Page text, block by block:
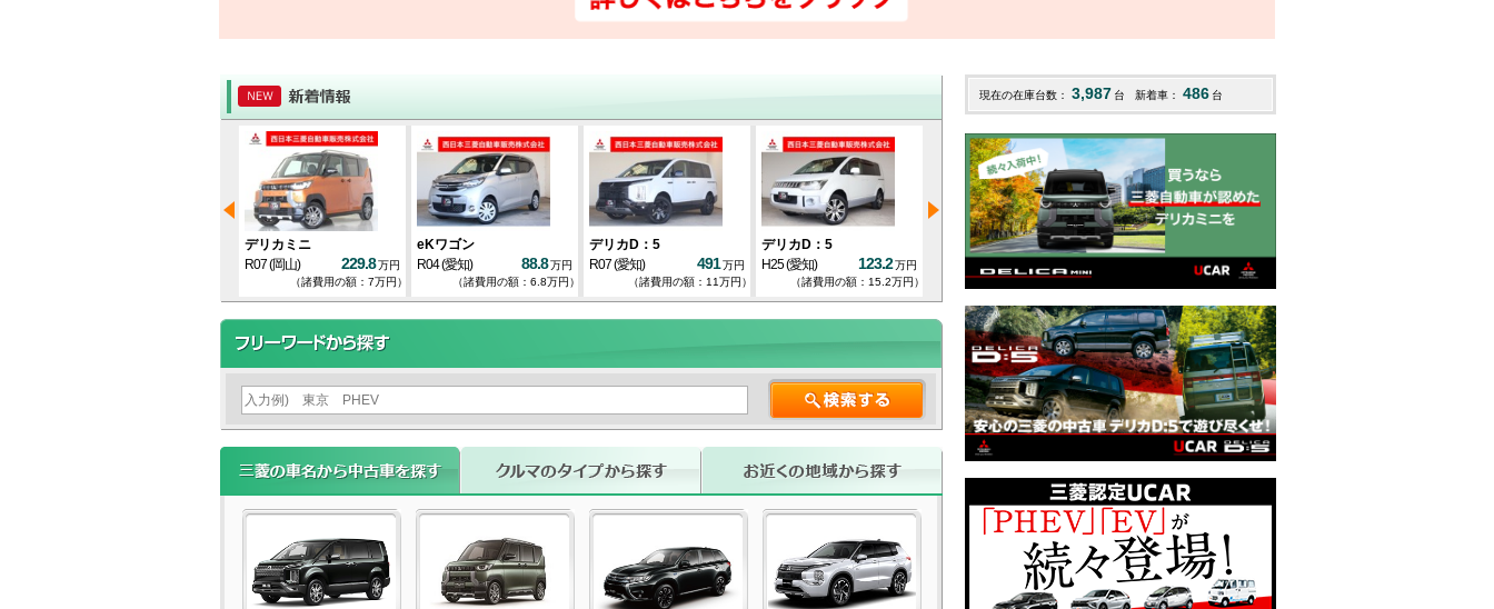
デリカミニ
R07(岡山) 229.8万円
（諸費用の額：7万円）
eKワゴン
R04(愛知) 88.8万円
（諸費用の額：6.8万円）
デリカD：5
R07(愛知) 491万円
（諸費用の額：11万円）
デリカD：5
H25(愛知) 123.2万円
（諸費用の額：15.2万円）
デリカD：2
(愛媛) 143.8
デリカミニ
233 万円
（諸費用の額：7万円）
現在の在庫台数： 3,987 台 新着車： 486 台